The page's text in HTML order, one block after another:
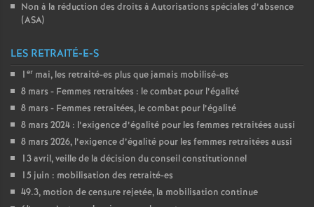
Non à la réduction des droits à Autorisations spéciales d’absence
(ASA)
LES RETRAITÉ-E-S
1 er mai, les retraité-es plus que jamais mobilisé-es
8 mars - Femmes retraitées : le combat pour l’égalité
8 mars - Femmes retraitées, le combat pour l’égalité
8 mars 2024 : l’exigence d’égalité pour les femmes retraitées aussi
8 mars 2026, l’exigence d’égalité pour les femmes retraitées aussi
13 avril, veille de la décision du conseil constitutionnel
15 juin : mobilisation des retraité-es
49.3, motion de censure rejetée, la mobilisation continue